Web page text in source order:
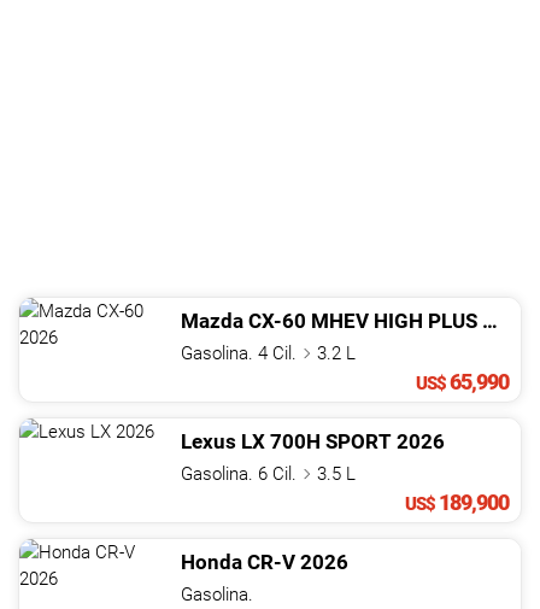
Mazda CX-60 MHEV HIGH PLUS 2026
Gasolina. 4 Cil.
3.2 L
US$65,990
Lexus LX 700H SPORT 2026
Gasolina. 6 Cil.
3.5 L
US$ 189,900
Honda CR-V 2026
Gasolina.